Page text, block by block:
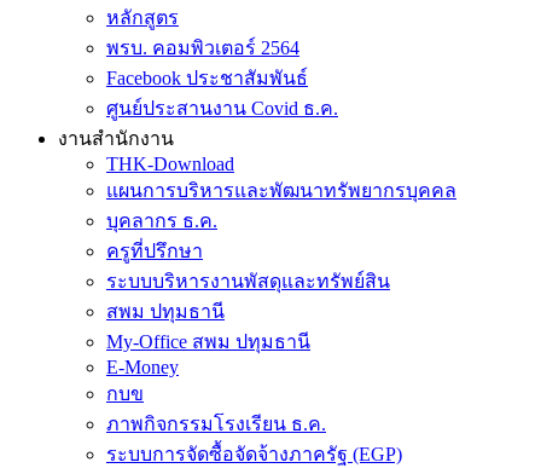
หลักสูตร
พรบ. คอมพิวเตอร์ 2564
Facebook ประชาสัมพันธ์
ศูนย์ประสานงาน Covid ธ.ค.
งานสำนักงาน
THK-Download
แผนการบริหารและพัฒนาทรัพยากรบุคคล
บุคลากร ธ.ค.
ครูที่ปรึกษา
ระบบบริหารงานพัสดุและทรัพย์สิน
สพม ปทุมธานี
My-Office สพม ปทุมธานี
E-Money
กบข
ภาพกิจกรรมโรงเรียน ธ.ค.
ระบบการจัดซื้อจัดจ้างภาครัฐ (EGP)